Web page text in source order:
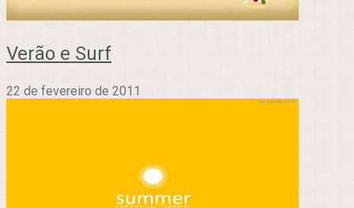
Verão e Surf
22 de fevereiro de 2011